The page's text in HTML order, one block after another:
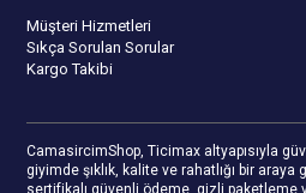
Müşteri Hizmetleri
Sıkça Sorulan Sorular
Kargo Takibi
CamasircimShop, Ticimax altyapısıyla
giyimde şıklık, kalite ve rahatlığı bir araya
sertifikalı güvenli ödeme, gizli paketleme